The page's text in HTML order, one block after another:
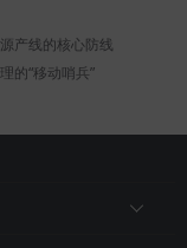
产线的核心防线
的“移动哨兵”